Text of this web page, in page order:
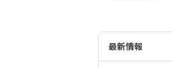
最新情報